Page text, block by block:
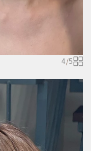
4/5